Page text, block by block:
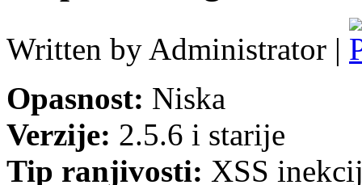
Written by Administrator |
Opasnost: Niska
Verzije: 2.5.6 i starije
Tip ranjivosti: XSS